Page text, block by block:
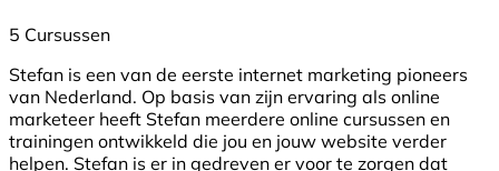
5 Cursussen
Stefan is een van de eerste internet marketing pioneers
van Nederland. Op basis van zijn ervaring als online
marketeer heeft Stefan meerdere online cursussen en
trainingen ontwikkeld die jou en jouw website verder
helpen. Stefan is er in gedreven er voor te zorgen dat